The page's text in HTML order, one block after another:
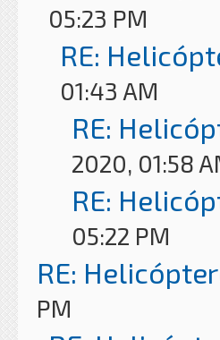
05:23 PM
RE:
01:43 AM
RE:
2020, 01:58
RE:
05:22 PM
RE:
PM